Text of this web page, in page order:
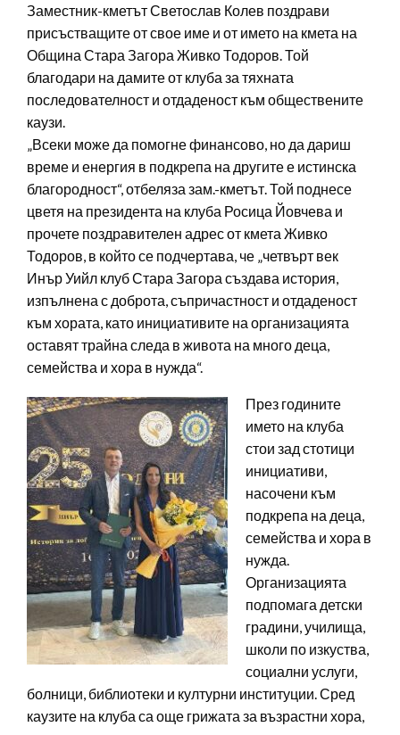
Заместник-кметът Светослав Колев поздрави
присъстващите от свое име и от името на кмета на
Община Стара Загора Живко Тодоров. Той
благодари на дамите от клуба за тяхната
последователност и отдаденост към обществените
каузи.
„Всеки може да помогне финансово, но да дариш
време и енергия в подкрепа на другите е истинска
благородност“, отбеляза зам.-кметът. Той поднесе
цветя на президента на клуба Росица Йовчева и
прочете поздравителен адрес от кмета Живко
Тодоров, в който се подчертава, че „четвърт век
Инър Уийл клуб Стара Загора създава история,
изпълнена с доброта, съпричастност и отдаденост
към хората, като инициативите на организацията
оставят трайна следа в живота на много деца,
семейства и хора в нужда“.
През годините
името на клуба
стои зад стотици
инициативи,
насочени към
подкрепа на деца,
семейства и хора в
нужда.
Организацията
подпомага детски
градини, училища,
школи по изкуства,
социални услуги,
болници, библиотеки и културни институции. Сред
каузите на клуба са още грижата за възрастни хора,